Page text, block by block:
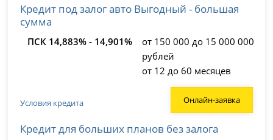
Кредит под залог авто Выгодный - большая
сумма
ПСК 14,883% - 14,901%
от 150 000 до 15 000 000
рублей
от 12 до 60 месяцев
Условия кредита Онлайн-заявка
Кредит для больших планов без залога